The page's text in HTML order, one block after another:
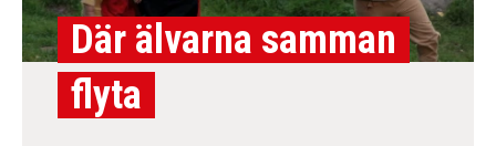
Där älvarna samman
flyta